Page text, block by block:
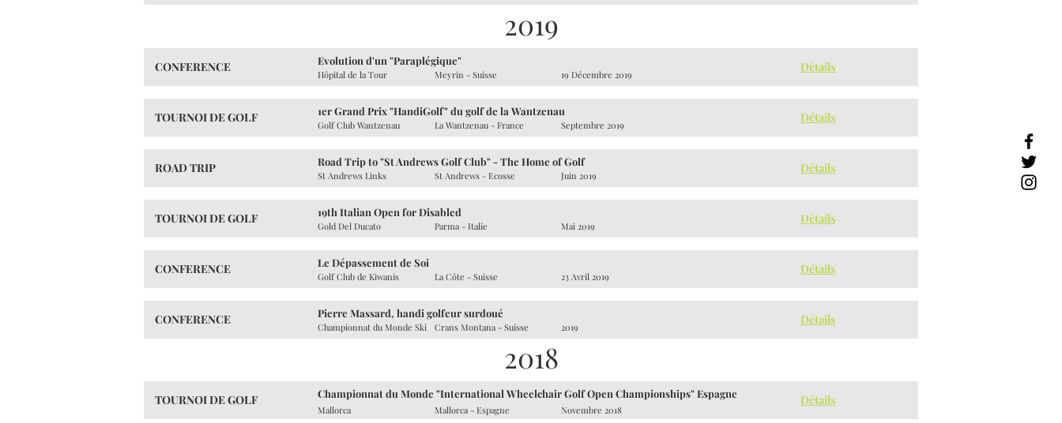
2019
CONFERENCE Evolution d'un "Paraplégique"
Hôpital de la Tour Meyrin - Suisse 19 Décembre 2019
Détails
TOURNOI DE GOLF 1er Grand Prix "HandiGolf" du golf de la Wantzenau
Golf Club Wantzenau La Wantzenau - France Septembre 2019
Détails
ROAD TRIP Road Trip to "St Andrews Golf Club" - The Home of Golf
St Andrews Links St Andrews - Ecosse Juin 2019
Détails
TOURNOI DE GOLF 19th Italian Open for Disabled
Gold Del Ducato Parma - Italie Mai 2019
Détails
CONFERENCE Le Dépassement de Soi
Golf Club de Kiwanis La Côte - Suisse 23 Avril 2019
Détails
CONFERENCE Pierre Massard, handi golfeur surdoué
Championnat du Monde Ski Crans Montana - Suisse 2019
Détails
2018
TOURNOI DE GOLF Championnat du Monde "International Wheelchair Golf Open Championships" Espagne
Mallorca Mallorca - Espagne Novembre 2018
Détails